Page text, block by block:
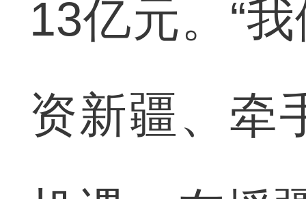
13亿元。“
资新疆、牵